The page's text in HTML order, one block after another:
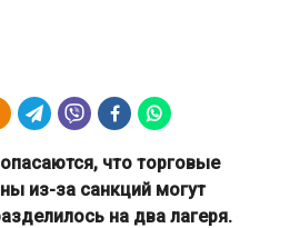
что торговые
из-за санкций могут
на два лагеря.